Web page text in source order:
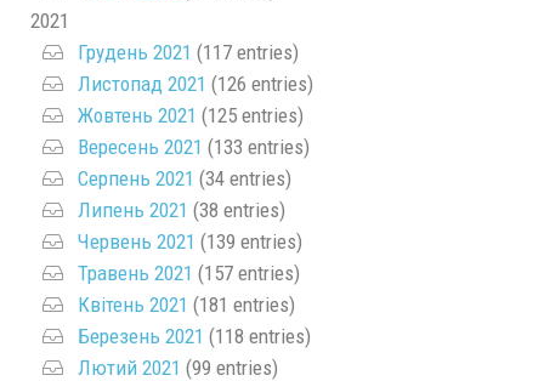
2021
Грудень 2021 (117 entries)
Листопад 2021 (126 entries)
Жовтень 2021 (125 entries)
Вересень 2021 (133 entries)
Серпень 2021 (34 entries)
Липень 2021 (38 entries)
Червень 2021 (139 entries)
Травень 2021 (157 entries)
Квітень 2021 (181 entries)
Березень 2021 (118 entries)
Лютий 2021 (99 entries)